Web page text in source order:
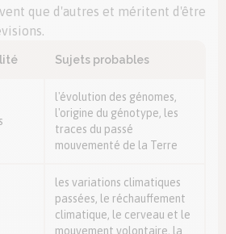
que d'autres et méritent d'être
Sujets probables
l'évolution des génomes,
l'origine du génotype, les
traces du passé
mouvementé de la Terre
les variations climatiques
passées, le réchauffement
climatique, le cerveau et le
mouvement volontaire, la